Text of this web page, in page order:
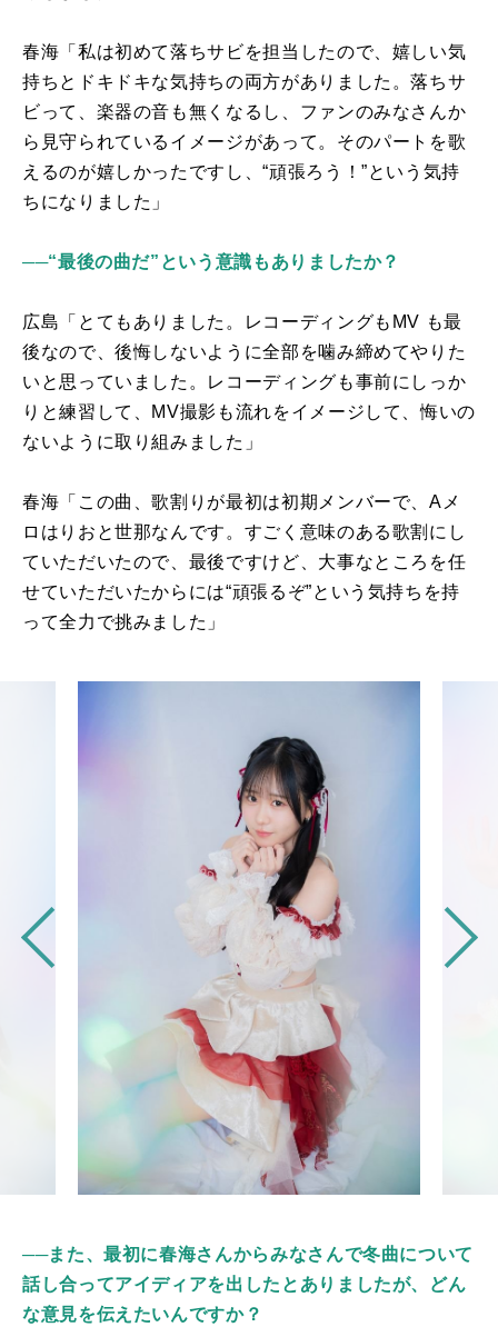
春海「私は初めて落ちサビを担当したので、嬉しい気
持ちとドキドキな気持ちの両方がありました。落ちサ
ビって、楽器の音も無くなるし、ファンのみなさんか
ら見守られているイメージがあって。そのパートを歌
えるのが嬉しかったですし、“頑張ろう！”という気持
ちになりました」
──“最後の曲だ”という意識もありましたか？
広島「とてもありました。レコーディングも MV も最
後なので、後悔しないように全部を噛み締めてやりた
いと思っていました。レコーディングも事前にしっか
りと練習して、 MV撮影も流れをイメージして、悔いの
ないように取り組みました」
春海「この曲、歌割りが最初は初期メンバーで、A メ
ロはりおと世那なんです。すごく意味のある歌割にし
ていただいたので、最後ですけど、大事なところを任
せていただいたからには“頑張るぞ”という気持ちを持
って全力で挑みました」
──また、最初に春海さんからみなさんで冬曲について
話し合ってアイディアを出したとありましたが、どん
な意見を伝えたいんですか？